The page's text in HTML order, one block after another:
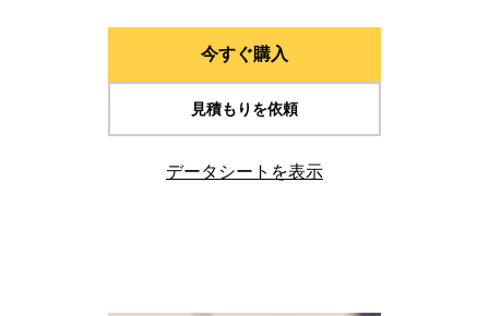
今すぐ購入
見積もりを依頼
データシートを表示